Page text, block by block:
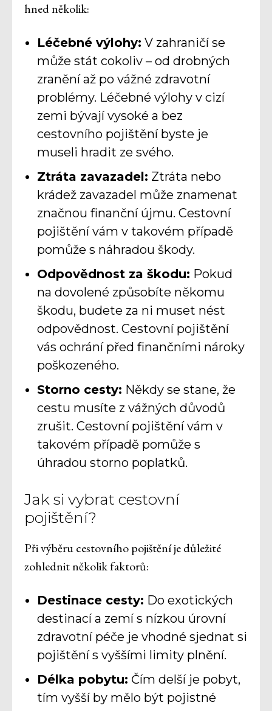
hned několik:
Léčebné výlohy: V zahraničí se
může stát cokoliv – od drobných
zranění až po vážné zdravotní
problémy. Léčebné výlohy v cizí
zemi bývají vysoké a bez
cestovního pojištění byste je
museli hradit ze svého.
Ztráta zavazadel: Ztráta nebo
krádež zavazadel může znamenat
značnou finanční újmu. Cestovní
pojištění vám v takovém případě
pomůže s náhradou škody.
Odpovědnost za škodu: Pokud
na dovolené způsobíte někomu
škodu, budete za ni muset nést
odpovědnost. Cestovní pojištění
vás ochrání před finančními nároky
poškozeného.
Storno cesty: Někdy se stane, že
cestu musíte z vážných důvodů
zrušit. Cestovní pojištění vám v
takovém případě pomůže s
úhradou storno poplatků.
Jak si vybrat cestovní
pojištění?
Při výběru cestovního pojištění je důležité
zohlednit několik faktorů:
Destinace cesty: Do exotických
destinací a zemí s nízkou úrovní
zdravotní péče je vhodné sjednat si
pojištění s vyššími limity plnění.
Délka pobytu: Čím delší je pobyt,
tím vyšší by mělo být pojistné